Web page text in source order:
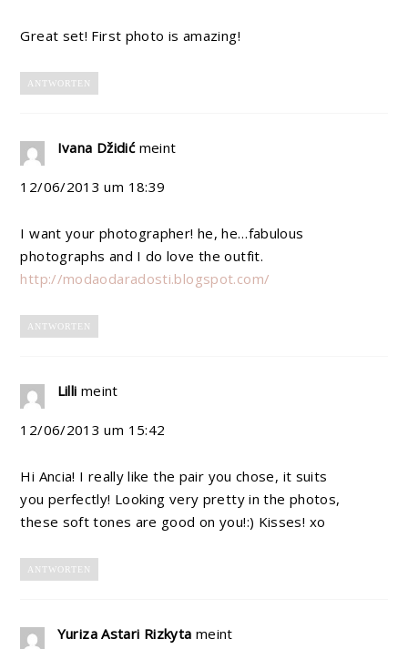
Great set! First photo is amazing!
ANTWORTEN
Ivana Džidić meint
12/06/2013 um 18:39
I want your photographer! he, he…fabulous
photographs and I do love the outfit.
http://modaodaradosti.blogspot.com/
ANTWORTEN
Lilli meint
12/06/2013 um 15:42
Hi Ancia! I really like the pair you chose, it suits
you perfectly! Looking very pretty in the photos,
these soft tones are good on you!:) Kisses! xo
ANTWORTEN
Yuriza Astari Rizkyta meint